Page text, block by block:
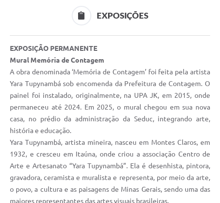
EXPOSIÇÕES
EXPOSIÇÃO PERMANENTE
Mural Memória de Contagem
A obra denominada ‘Memória de Contagem’ foi feita pela artista
Yara Tupynambá sob encomenda da Prefeitura de Contagem. O
painel foi instalado, originalmente, na UPA JK, em 2015, onde
permaneceu até 2024. Em 2025, o mural chegou em sua nova
casa, no prédio da administração da Seduc, integrando arte,
história e educação.
Yara Tupynambá, artista mineira, nasceu em Montes Claros, em
1932, e cresceu em Itaúna, onde criou a associação Centro de
Arte e Artesanato “Yara Tupynambá”. Ela é desenhista, pintora,
gravadora, ceramista e muralista e representa, por meio da arte,
o povo, a cultura e as paisagens de Minas Gerais, sendo uma das
maiores representantes das artes visuais brasileiras.